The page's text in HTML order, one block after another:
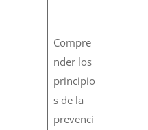
Compre
nder los
principio
s de la
prevenci